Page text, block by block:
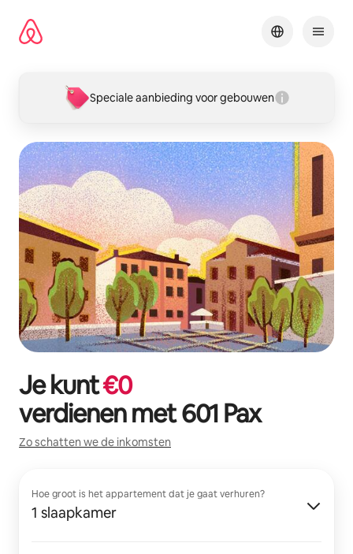
direct
naar
Speciale aanbieding voor gebouwen
Je kunt€0
verdienen met601 Pax
Zo schatten we de inkomsten
Hoe groot is het appartement dat je gaat verhuren?
1 slaapkamer